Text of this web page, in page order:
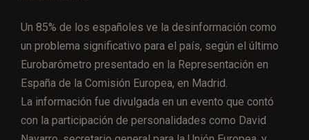
Un 85% de los españoles ve la desinformación como
un problema significativo para el país, según el último
Eurobarómetro presentado en la Representación en
España de la Comisión Europea, en Madrid.
La información fue divulgada en un evento que contó
con la participación de personalidades como David